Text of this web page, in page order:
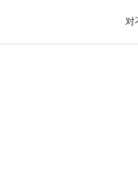
对